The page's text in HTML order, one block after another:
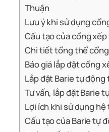
Thuận
Lưu ý khi sử dụng
Cấu tạo của cổng
Chi tiết tổng thể
Báo giá lắp đặt cổng
Lắp đặt Barie tự động
Tư vấn, lắp đặt Barie
Lợi ích khi sử dụng
Cấu tạo của Barie tự